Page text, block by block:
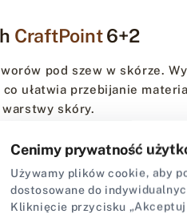
CraftPoint6+2
pod szew w skórze.
ułatwia przebijanie
warstwy skóry.
4 mm lub 5 mm, pozwalając
Otwory o średnicy 1
rzemieślniczego szwu.
Cenimy prywatność
Używamy plików cookie, aby
dostosowane do
Kliknięcie przycisku